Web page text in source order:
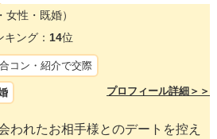
女性・既婚）
ング： 14位
合コン・紹介で交際
プロフィール詳細＞＞
われたお相手様とのデートを控え